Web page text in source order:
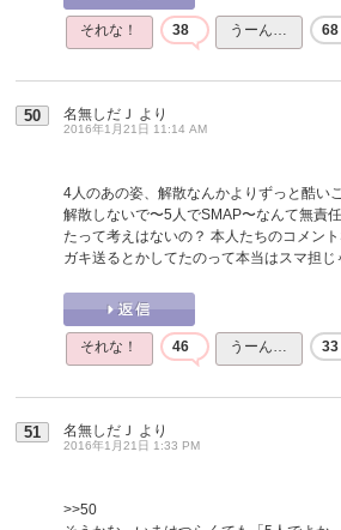
それな！ 38 うーん… 68
50 名無しだＪ より
2016年1月21日 11:14 AM
4人のあの姿、解散なんかよりずっと酷い
解散しないで〜5人でSMAP〜なんて無責
たって考えはないの？ 本人たちのコメン
ガキ送るとかしてたのって本当はスマ担じ
それな！ 46 うーん… 33
51 名無しだＪ より
2016年1月21日 1:33 PM
>>50